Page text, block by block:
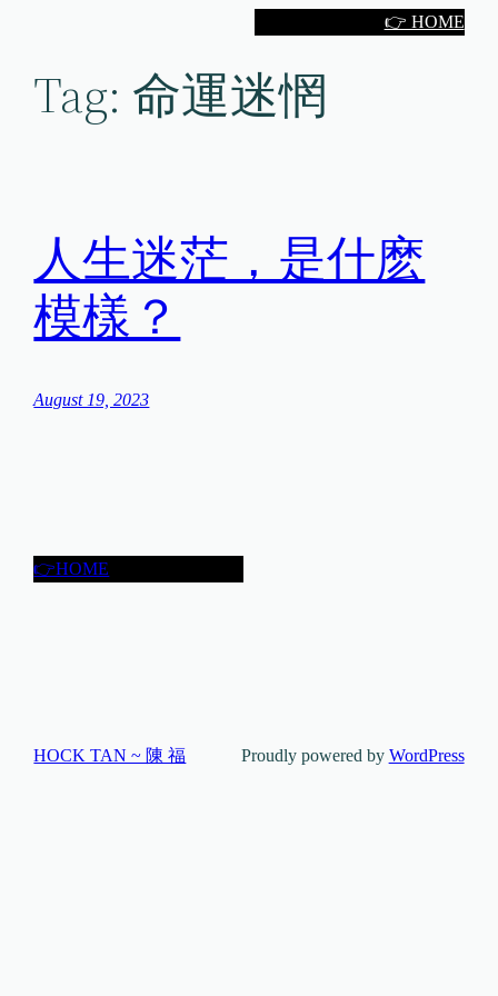
👉 HOME
Tag: 命運迷惘
人生迷茫，是什麽
模樣？
August 19, 2023
👉HOME
HOCK TAN ~ 陳 福 Proudly powered by WordPress